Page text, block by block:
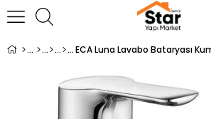
ECA Luna Lavabo Bataryası